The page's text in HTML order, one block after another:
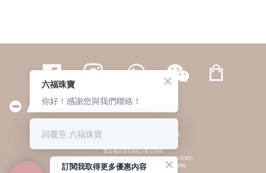
繁體 | 簡体
© 六福集團 版權所有 不得轉載 私隱政策
貴金屬及寶石A類註冊交易商
(六福企業禮品(國際)有限公司-註冊號碼:A-B-24-05-07207;
六福電子商貿有限公司-註冊號碼:A-B-24-05-07206)
訂閱我取得更多優惠內容
六福珠寶
你好！感謝您與我們聯絡！
回覆至 六福珠寶